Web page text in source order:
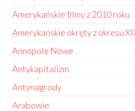
Amerykańskie filmy z 2010 roku
Amerykańskie okręty z okresu
Annopole Nowe
Antykapitalizm
Antynagrody
Arabowie